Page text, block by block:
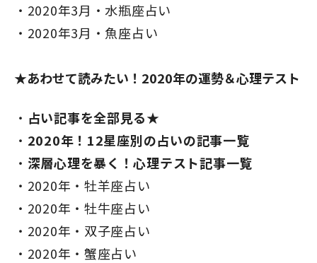
2020年3月・水瓶座占い
2020年3月・魚座占い
★あわせて読みたい！2020年の運勢＆心理テスト
占い記事を全部見る★
2020年！12星座別の占いの記事一覧
深層心理を暴く！心理テスト記事一覧
2020年・牡羊座占い
2020年・牡牛座占い
2020年・双子座占い
2020年・蟹座占い